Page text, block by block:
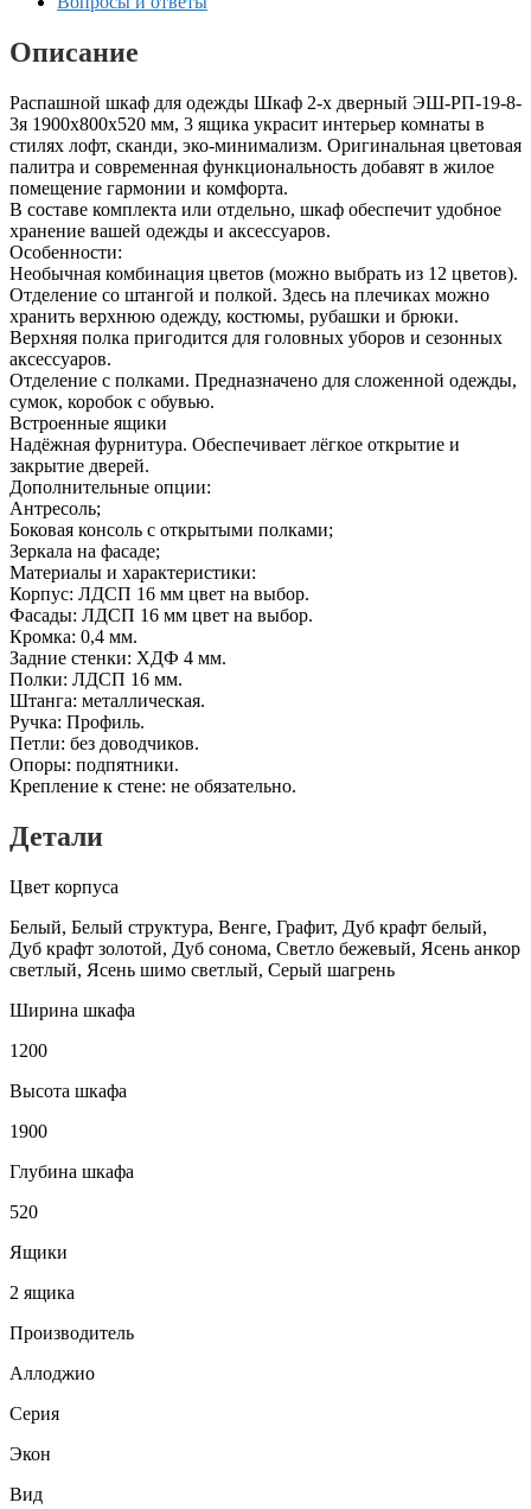
Описание
Распашной шкаф для одежды Шкаф 2-х дверный ЭШ-РП-19-8-
3я 1900x800x520 мм, 3 ящика украсит интерьер комнаты в
стилях лофт, сканди, эко-минимализм. Оригинальная цветовая
палитра и современная функциональность добавят в жилое
помещение гармонии и комфорта.
В составе комплекта или отдельно, шкаф обеспечит удобное
хранение вашей одежды и аксессуаров.
Особенности:
Необычная комбинация цветов (можно выбрать из 12 цветов).
Отделение со штангой и полкой. Здесь на плечиках можно
хранить верхнюю одежду, костюмы, рубашки и брюки.
Верхняя полка пригодится для головных уборов и сезонных
аксессуаров.
Отделение с полками. Предназначено для сложенной одежды,
сумок, коробок с обувью.
Встроенные ящики
Надёжная фурнитура. Обеспечивает лёгкое открытие и
закрытие дверей.
Дополнительные опции:
Антресоль;
Боковая консоль с открытыми полками;
Зеркала на фасаде;
Материалы и характеристики:
Корпус: ЛДСП 16 мм цвет на выбор.
Фасады: ЛДСП 16 мм цвет на выбор.
Кромка: 0,4 мм.
Задние стенки: ХДФ 4 мм.
Полки: ЛДСП 16 мм.
Штанга: металлическая.
Ручка: Профиль.
Петли: без доводчиков.
Опоры: подпятники.
Крепление к стене: не обязательно.
Детали
Цвет корпуса
Белый, Белый структура, Венге, Графит, Дуб крафт белый,
Дуб крафт золотой, Дуб сонома, Светло бежевый, Ясень анкор
светлый, Ясень шимо светлый, Серый шагрень
Ширина шкафа
1200
Высота шкафа
1900
Глубина шкафа
520
Ящики
2 ящика
Производитель
Аллоджио
Серия
Экон
Вид